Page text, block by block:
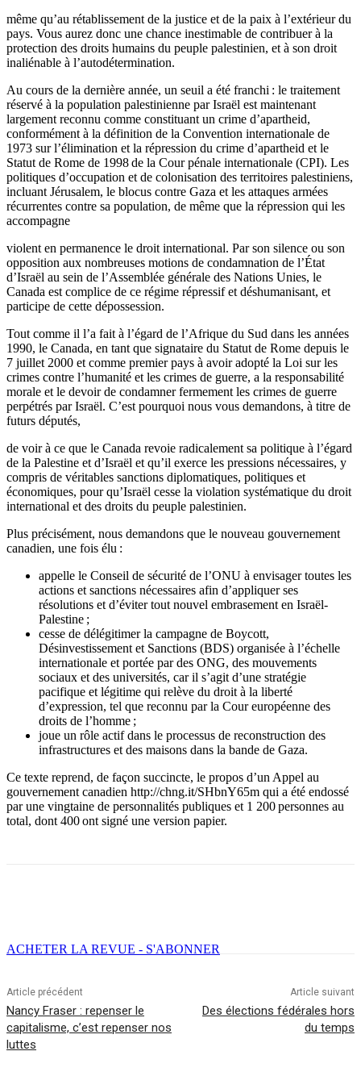
même qu’au rétablissement de la justice et de la paix à l’extérieur du
pays. Vous aurez donc une chance inestimable de contribuer à la
protection des droits humains du peuple palestinien, et à son droit
inaliénable à l’autodétermination.
Au cours de la dernière année, un seuil a été franchi : le traitement
réservé à la population palestinienne par Israël est maintenant
largement reconnu comme constituant un crime d’apartheid,
conformément à la définition de la Convention internationale de
1973 sur l’élimination et la répression du crime d’apartheid et le
Statut de Rome de 1998 de la Cour pénale internationale (CPI). Les
politiques d’occupation et de colonisation des territoires palestiniens,
incluant Jérusalem, le blocus contre Gaza et les attaques armées
récurrentes contre sa population, de même que la répression qui les
accompagne
violent en permanence le droit international. Par son silence ou son
opposition aux nombreuses motions de condamnation de l’État
d’Israël au sein de l’Assemblée générale des Nations Unies, le
Canada est complice de ce régime répressif et déshumanisant, et
participe de cette dépossession.
Tout comme il l’a fait à l’égard de l’Afrique du Sud dans les années
1990, le Canada, en tant que signataire du Statut de Rome depuis le
7 juillet 2000 et comme premier pays à avoir adopté la Loi sur les
crimes contre l’humanité et les crimes de guerre, a la responsabilité
morale et le devoir de condamner fermement les crimes de guerre
perpétrés par Israël. C’est pourquoi nous vous demandons, à titre de
futurs députés,
de voir à ce que le Canada revoie radicalement sa politique à l’égard
de la Palestine et d’Israël et qu’il exerce les pressions nécessaires, y
compris de véritables sanctions diplomatiques, politiques et
économiques, pour qu’Israël cesse la violation systématique du droit
international et des droits du peuple palestinien.
Plus précisément, nous demandons que le nouveau gouvernement
canadien, une fois élu :
appelle le Conseil de sécurité de l’ONU à envisager toutes les
actions et sanctions nécessaires afin d’appliquer ses
résolutions et d’éviter tout nouvel embrasement en Israël-
Palestine ;
cesse de délégitimer la campagne de Boycott,
Désinvestissement et Sanctions (BDS) organisée à l’échelle
internationale et portée par des ONG, des mouvements
sociaux et des universités, car il s’agit d’une stratégie
pacifique et légitime qui relève du droit à la liberté
d’expression, tel que reconnu par la Cour européenne des
droits de l’homme ;
joue un rôle actif dans le processus de reconstruction des
infrastructures et des maisons dans la bande de Gaza.
Ce texte reprend, de façon succincte, le propos d’un Appel au
gouvernement canadien http://chng.it/SHbnY65m qui a été endossé
par une vingtaine de personnalités publiques et 1 200 personnes au
total, dont 400 ont signé une version papier.
ACHETER LA REVUE - S'ABONNER
Article précédent
Nancy Fraser : repenser le
capitalisme, c’est repenser nos
luttes
Article suivant
Des élections fédérales hors
du temps